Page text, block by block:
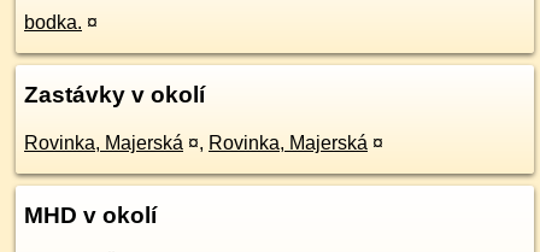
bodka. ¤
Zastávky v okolí
Rovinka, Majerská ¤, Rovinka, Majerská ¤
MHD v okolí